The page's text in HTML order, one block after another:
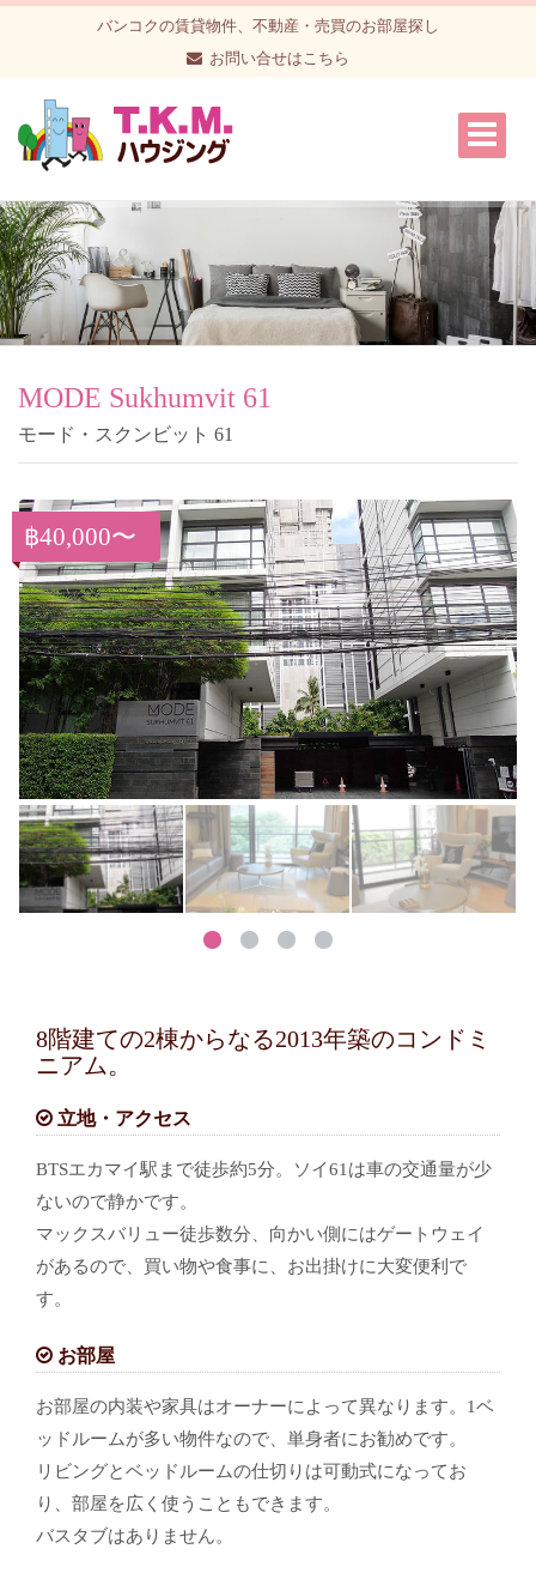
バンコクの賃貸物件、不動産・売買のお部屋探し
お問い合せはこちら
MODE Sukhumvit 61
モード・スクンビット 61
฿40,000〜
8階建ての2棟からなる2013年築のコンドミ
ニアム。
立地・アクセス
BTSエカマイ駅まで徒歩約5分。ソイ61は車の交通量が少
ないので静かです。
マックスバリュー徒歩数分、向かい側にはゲートウェイ
があるので、買い物や食事に、お出掛けに大変便利で
す。
お部屋
お部屋の内装や家具はオーナーによって異なります。1ベ
ッドルームが多い物件なので、単身者にお勧めです。
リビングとベッドルームの仕切りは可動式になってお
り、部屋を広く使うこともできます。
バスタブはありません。